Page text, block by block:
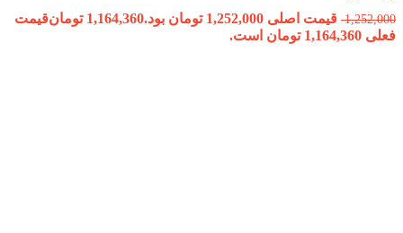
1,252,000 قیمت اصلی 1,252,000 تومان بود. 1,164,360 تومانقیمت
فعلی 1,164,360 تومان است.